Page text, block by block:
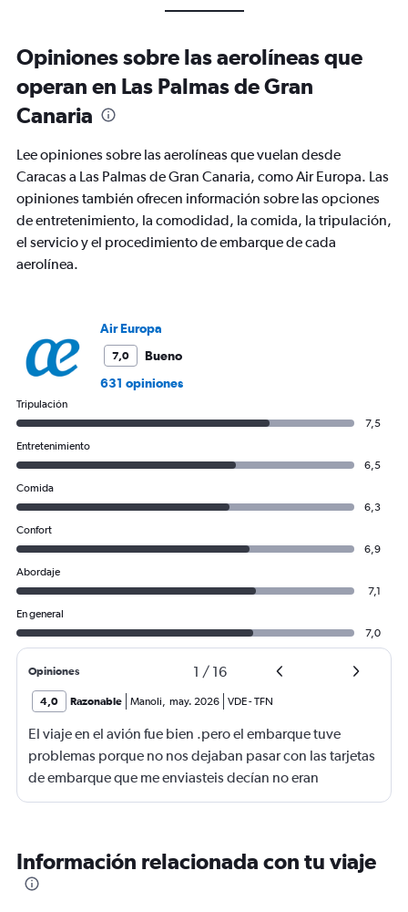
Opiniones sobre las aerolíneas que
operan en Las Palmas de Gran
Canaria
Lee opiniones sobre las aerolíneas que vuelan desde
Caracas a Las Palmas de Gran Canaria, como Air Europa. Las
opiniones también ofrecen información sobre las opciones
de entretenimiento, la comodidad, la comida, la tripulación,
el servicio y el procedimiento de embarque de cada
aerolínea.
Air Europa
7,0
Bueno
631 opiniones
Tripulación
7,5
Entretenimiento
6,5
Comida
6,3
Confort
6,9
Abordaje
7,1
En general
7,0
Opiniones 1 / 16
4,0 Razonable Manoli, may. 2026 VDE-TFN
El viaje en el avión fue bien .pero el embarque tuve
problemas porque no nos dejaban pasar con las tarjetas
de embarque que me enviasteis decían no eran
completas nonponia vuelo y querían los billetes y yo no
Información relacionada con tu viaje